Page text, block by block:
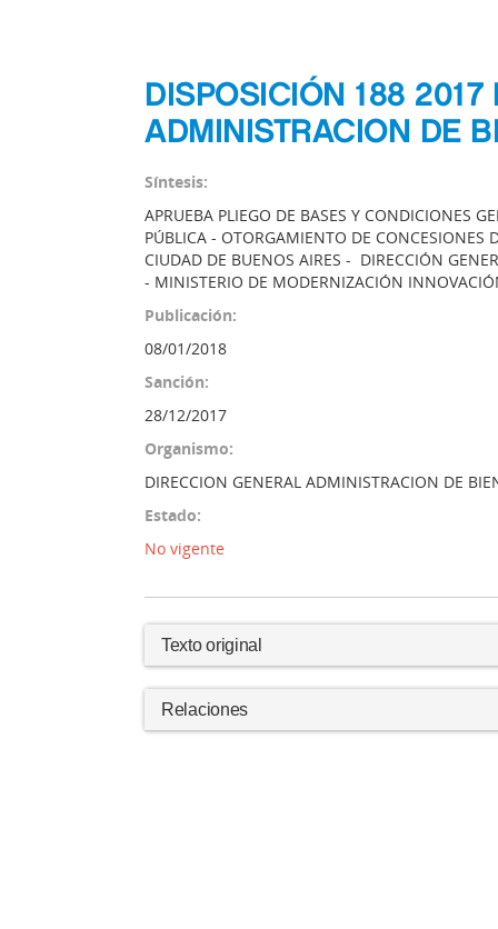
DISPOSICIÓN 188
ADMINISTRACION DE
Síntesis:
APRUEBA PLIEGO DE BASES Y CONDICIONES
PÚBLICA - OTORGAMIENTO DE CONCESIONES
CIUDAD DE BUENOS AIRES - DIRECCIÓN
- MINISTERIO DE MODERNIZACIÓN
Publicación:
08/01/2018
Sanción:
28/12/2017
Organismo:
DIRECCION GENERAL ADMINISTRACION DE
Estado:
No vigente
Texto original
Relaciones